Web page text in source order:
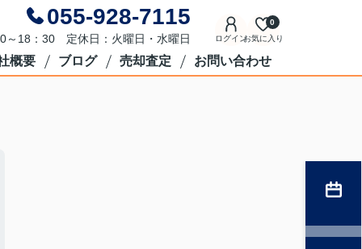
055-928-7115
～18：30 定休日：火曜日・水曜日 ログインお気に入り
0
概要 ブログ 売却査定 お問い合わせ